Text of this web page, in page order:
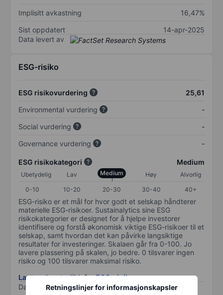
Retningslinjer for informasjonskapsler
Implisitt avkastning
16,47%
Sist oppdatert
14-apr-2025
Data levert av
ESG-risiko
ESG risikovurdering
25,61
Environmental vurdering
-
Social vurdering
-
Governance vurdering
-
ESG risikokategori Medium
Ubetydelig Lav Medium Høy
Alvorlig
0-10
10-20 20-30 30-40 40+
ESG-risiko er et mål for hvor godt et selskap håndterer
materielle ESG-risikoer. Sustainalytics sine ESG
risikokategorier er designet for å hjelpe investorer
identifisere og forstå økonomisk viktige ESG-risikoer til et
selskap, samt hvordan det kan påvirke langsiktige
resultater for investeringer. Skalaen går fra 0-100. Jo
lavere plassering på skalen, jo bedre. 0 tilsvarer ingen
risiko og 100 tilsvarer maksimal risiko.
Last ned metodikk for ESG-risiko
Data levert av
/